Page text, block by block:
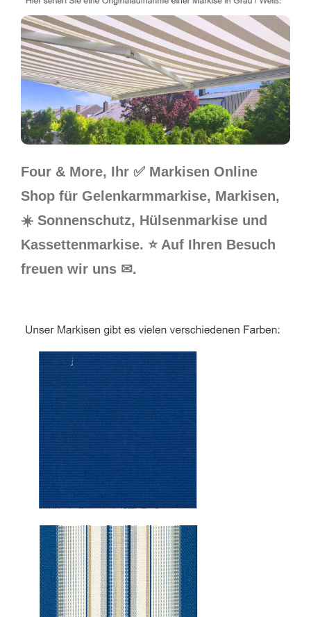
Four & More, Ihr ✅ Markisen Online
Shop für Gelenkarmmarkise, Markisen,
☀️ Sonnenschutz, Hülsenmarkise und
Kassettenmarkise. ⭐ Auf Ihren Besuch
freuen wir uns ✉.